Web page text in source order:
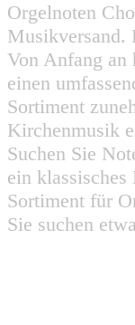
Orgelnoten
Musikversand.
Von Anfang an
einen
Sortiment
Kirchenmusik
Suchen Sie
ein
Sortiment für
Sie suchen